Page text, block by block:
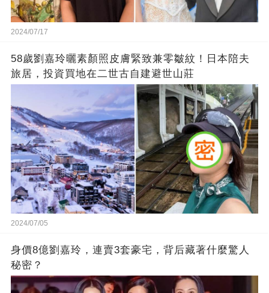
2024/07/17
58歲劉嘉玲曬素顏照皮膚緊致兼零皺紋！日本陪夫
旅居，投資買地在二世古自建避世山莊
2024/07/05
身價8億劉嘉玲，連賣3套豪宅，背后藏著什麼驚人
秘密？